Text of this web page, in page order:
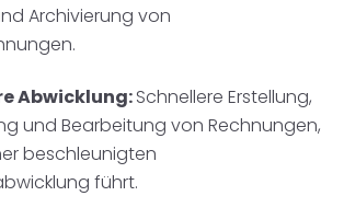
Archivierung von
Abwicklung:Schnellere Erstellung,
und Bearbeitung von Rechnungen,
beschleunigten
führt.